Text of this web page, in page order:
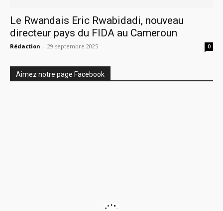
Le Rwandais Eric Rwabidadi, nouveau
directeur pays du FIDA au Cameroun
Rédaction - 29 septembre 2025 0
Aimez notre page Facebook